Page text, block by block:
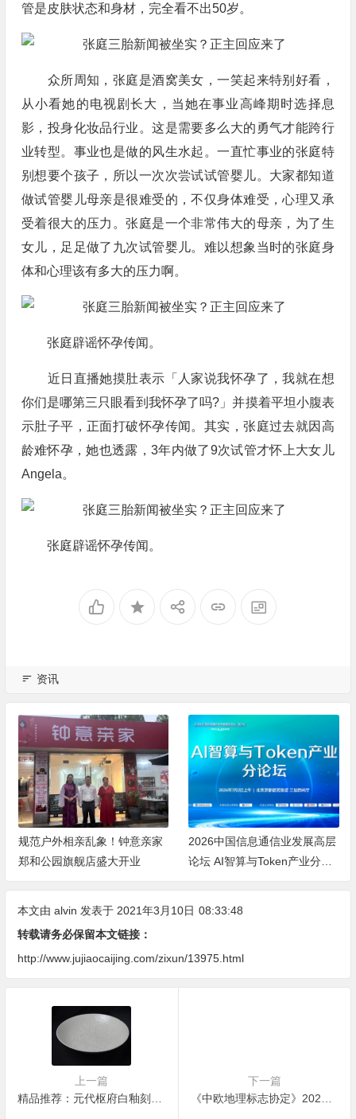
管是皮肤状态和身材，完全看不出50岁。
众所周知，张庭是酒窝美女，一笑起来特别好看，
从小看她的电视剧长大，当她在事业高峰期时选择息
影，投身化妆品行业。这是需要多么大的勇气才能跨行
业转型。事业也是做的风生水起。一直忙事业的张庭特
别想要个孩子，所以一次次尝试试管婴儿。大家都知道
做试管婴儿母亲是很难受的，不仅身体难受，心理又承
受着很大的压力。张庭是一个非常伟大的母亲，为了生
女儿，足足做了九次试管婴儿。难以想象当时的张庭身
体和心理该有多大的压力啊。
张庭辟谣怀孕传闻。
近日直播她摸肚表示「人家说我怀孕了，我就在想
你们是哪第三只眼看到我怀孕了吗?」并摸着平坦小腹表
示肚子平，正面打破怀孕传闻。其实，张庭过去就因高
龄难怀孕，她也透露，3年内做了9次试管才怀上大女儿
Angela。
张庭辟谣怀孕传闻。
资讯
规范户外相亲乱象！钟意亲家
郑和公园旗舰店盛大开业
2026中国信息通信业发展高层
论坛 AI智算与Token产业分论
坛顺利举办
本文由 alvin 发表于 2021年3月10日 08:33:48
转载请务必保留本文链接：
http://www.jujiaocaijing.com/zixun/13975.html
上一篇
下一篇